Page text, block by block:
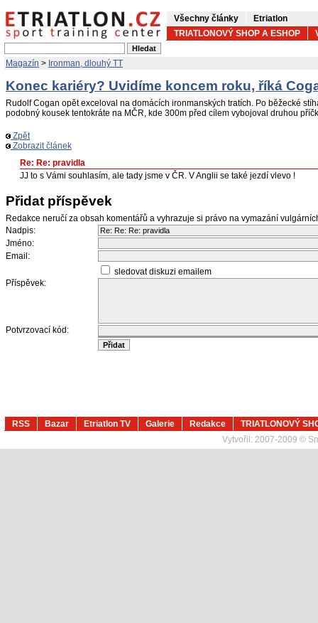
Všechny články
Etriatlon
TRIATLONOVÝ SHOP A ESHOP
Magazín > Ironman, dlouhý TT
Konec kariéry? Uvidíme koncem roku, říká
Rudolf Cogan opět exceloval na domácích ironmanských tratích. Po běžecké
podobný kousek tentokráte na MČR, kde 300m před cílem vybojoval druhou
Zpět
Zobrazit článek
Re: Re: pravidla
JJ to s Vámi souhlasím, ale tady jsme v ČR. V Anglii se také jezdí vlevo !
Přidat příspěvek
Redakce neručí za obsah komentářů a vyhrazuje si právo na vymazání
Nadpis:
Jméno:
Email:
sledovat diskuzi emailem
Příspěvek:
Potvrzovací kód:
RSS Bazar Etriatlon TV Galerie Redakce
TRIATLONOVÝ
Vytvořil: 2007-2009 ©